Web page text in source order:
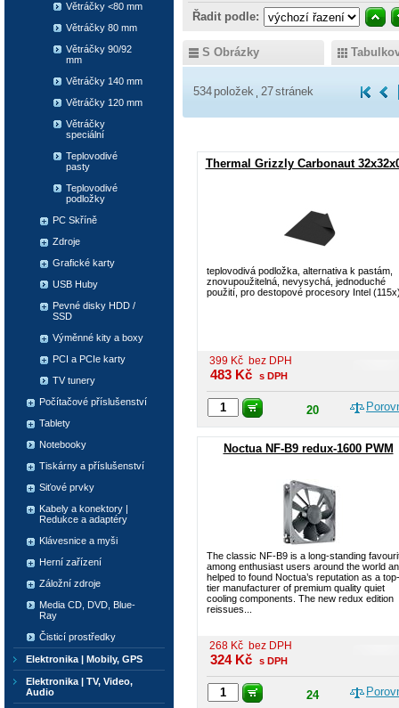
Řadit podle:
S Obrázky
534 položek 27stránek
Thermal Grizzly Carbonaut
teplovodivá podložka, alternativa k pastám,
znovupoužitelná, nevysychá, jednoduché
použití, pro destopové procesory Intel
399 Kč bez DPH
483 Kč s DPH
20
Noctua NF-B9 redux-1600 PWM
The classic NF-B9 is a long-standing
among enthusiast users around the world
helped to found Noctua’s reputation as a top-
tier manufacturer of premium quality quiet
cooling components. The new redux edition
reissues...
268 Kč bez DPH
324 Kč s DPH
24
Větráčky <80 mm
Větráčky 80 mm
Větráčky 90/92
mm
Větráčky 140 mm
Větráčky 120 mm
Větráčky
speciální
Teplovodivé
pasty
Teplovodivé
podložky
PC Skříně
Zdroje
Grafické karty
USB Huby
Pevné disky HDD /
SSD
Výměnné kity a boxy
PCI a PCIe karty
TV tunery
Počítačové příslušenství
Tablety
Notebooky
Tiskárny a příslušenství
Siťové prvky
Kabely a konektory |
Redukce a adaptéry
Klávesnice a myši
Herní zařízení
Záložní zdroje
Media CD, DVD, Blue-
Ray
Čisticí prostředky
Elektronika | Mobily, GPS
Elektronika | TV, Video,
Audio